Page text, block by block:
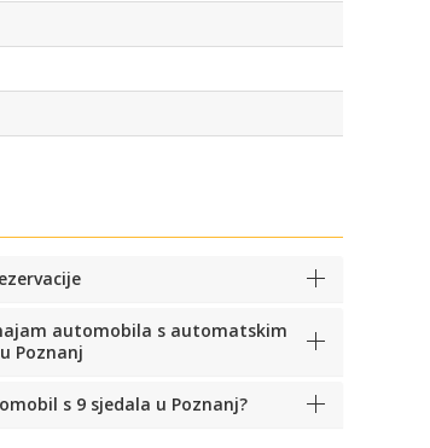
automobila s automatskim
Poznanj
s 9 sjedala u Poznanj?